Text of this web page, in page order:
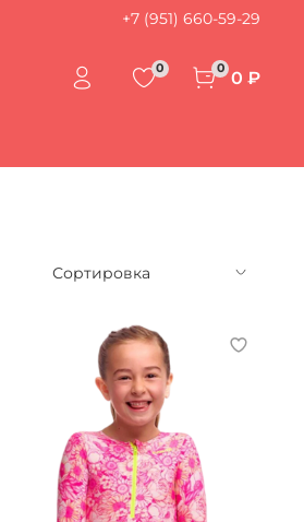
+7 (951) 660-59-29
0 0 0 ₽